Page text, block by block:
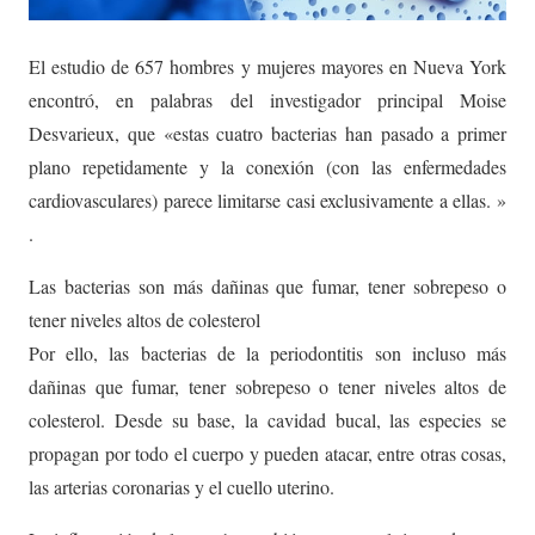
El estudio de 657 hombres y mujeres mayores en Nueva York
encontró, en palabras del investigador principal Moise
Desvarieux, que «estas cuatro bacterias han pasado a primer
plano repetidamente y la conexión (con las enfermedades
cardiovasculares) parece limitarse casi exclusivamente a ellas. »
.
Las bacterias son más dañinas que fumar, tener sobrepeso o
tener niveles altos de colesterol
Por ello, las bacterias de la periodontitis son incluso más
dañinas que fumar, tener sobrepeso o tener niveles altos de
colesterol. Desde su base, la cavidad bucal, las especies se
propagan por todo el cuerpo y pueden atacar, entre otras cosas,
las arterias coronarias y el cuello uterino.